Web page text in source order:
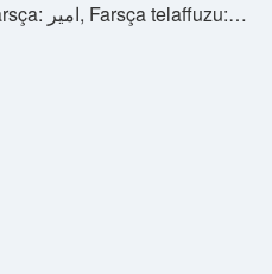
demek isim? Amir (Ameer veya Emir olarak da yazılır; (Arapça: أمير, Farsça: امیر, Farsça telaffuzu:…